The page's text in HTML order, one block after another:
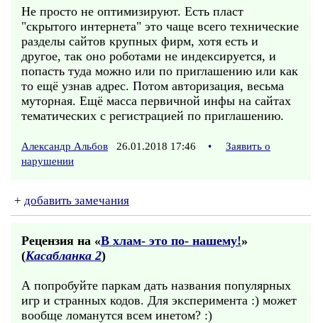
Не просто не оптимизируют. Есть пласт
"скрытого интернета" это чаще всего технические
разделы сайтов крупных фирм, хотя есть и
другое, так оно роботами не индексируется, и
попасть туда можно или по приглашению или как
то ещё узнав адрес. Потом авторизация, весьма
муторная. Ещё масса первичной инфы на сайтах
тематических с регистрацией по приглашению.
Александр Альбов 26.01.2018 17:46 •
Заявить о
нарушении
+ добавить замечания
Рецензия на «В хлам- это по- нашему!»
(Касабланка 2)
А попробуйте паркам дать названия популярных
игр и странных кодов. Для эксперимента :) может
вообще ломанутся всем инетом? :)